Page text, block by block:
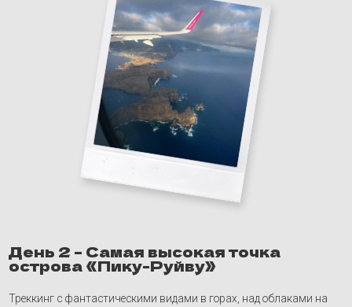
День 2 – Самая высокая точка
острова «Пику-Руйву»
Треккинг с фантастическими видами в горах, над облаками на
самую высокую точку острова. Пейзажи по пути меняются
несколько раз, а виды открываются сказочные с обеих сторон!
2 варианта треккинга на выбор: